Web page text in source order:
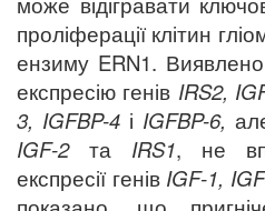
проліферації клітин
ензиму ERN1.
експресію генів IRS2,
3, IGFBP-4 і IGFBP-6,
IGF-2 та IRS1, не
експресії генів IGF-1,